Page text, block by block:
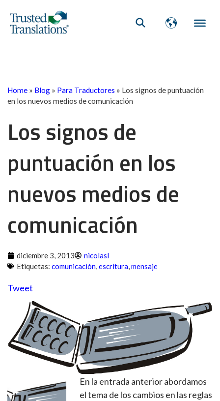
Home » Blog » Para Traductores » Los signos de puntuación
en los nuevos medios de comunicación
Los signos de
puntuación en los
nuevos medios de
comunicación
diciembre 3, 2013
nicolasl
Etiquetas: comunicación,escritura,mensaje
Tweet
En la entrada anterior abordamos
el tema de los cambios en las reglas